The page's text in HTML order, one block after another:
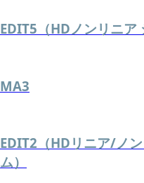
EDIT5（HDノンリニア
MA3
EDIT2（HDリニア/ノ
ム）